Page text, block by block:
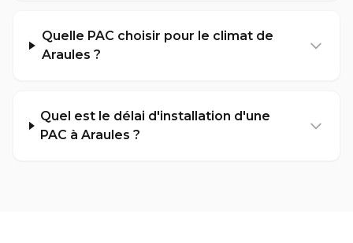
Quelle PAC choisir pour le climat de
Araules ?
Quel est le délai d'installation d'une
PAC à Araules ?